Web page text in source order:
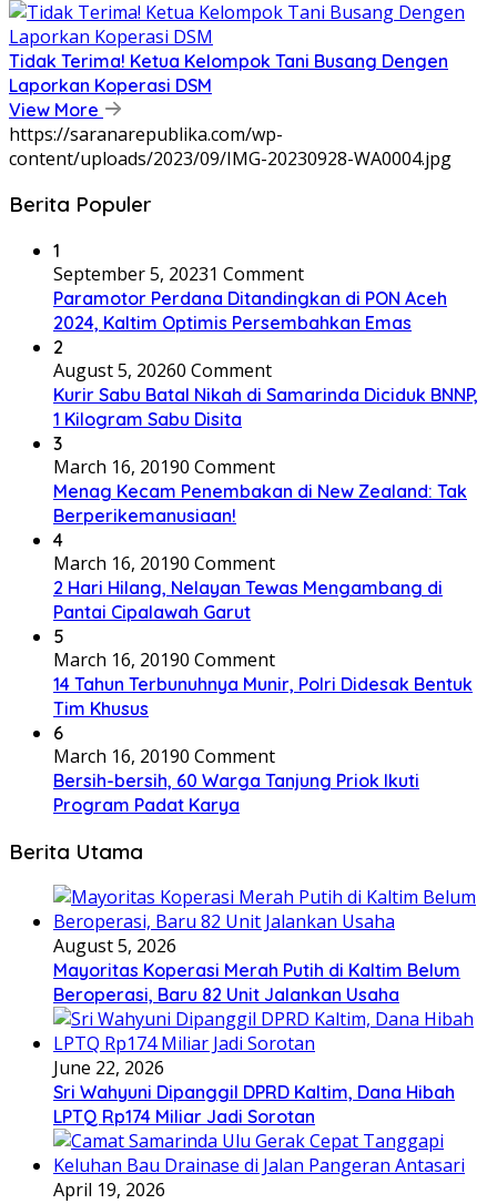
Tidak Terima! Ketua Kelompok Tani Busang Dengen
Laporkan Koperasi DSM
View More
https://saranarepublika.com/wp-
content/uploads/2023/09/IMG-20230928-WA0004.jpg
Berita Populer
1
September 5, 20231 Comment
Paramotor Perdana Ditandingkan di PON Aceh
2024, Kaltim Optimis Persembahkan Emas
2
August 5, 20260 Comment
Kurir Sabu Batal Nikah di Samarinda Diciduk BNNP,
1 Kilogram Sabu Disita
3
March 16, 20190 Comment
Menag Kecam Penembakan di New Zealand: Tak
Berperikemanusiaan!
4
March 16, 20190 Comment
2 Hari Hilang, Nelayan Tewas Mengambang di
Pantai Cipalawah Garut
5
March 16, 20190 Comment
14 Tahun Terbunuhnya Munir, Polri Didesak Bentuk
Tim Khusus
6
March 16, 20190 Comment
Bersih-bersih, 60 Warga Tanjung Priok Ikuti
Program Padat Karya
Berita Utama
August 5, 2026
Mayoritas Koperasi Merah Putih di Kaltim Belum
Beroperasi, Baru 82 Unit Jalankan Usaha
June 22, 2026
Sri Wahyuni Dipanggil DPRD Kaltim, Dana Hibah
LPTQ Rp174 Miliar Jadi Sorotan
April 19, 2026